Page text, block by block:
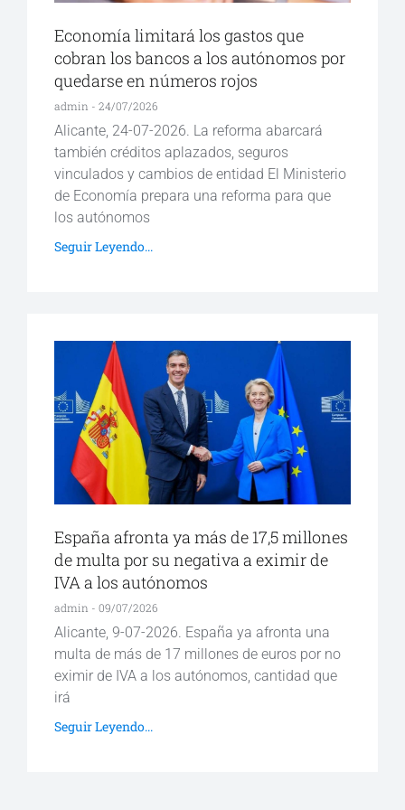
Economía limitará los gastos que
cobran los bancos a los autónomos por
quedarse en números rojos
admin 24/07/2026
Alicante, 24-07-2026. La reforma abarcará
también créditos aplazados, seguros
vinculados y cambios de entidad El Ministerio
de Economía prepara una reforma para que
los autónomos
Seguir Leyendo...
España afronta ya más de 17,5 millones
de multa por su negativa a eximir de
IVA a los autónomos
admin 09/07/2026
Alicante, 9-07-2026. España ya afronta una
multa de más de 17 millones de euros por no
eximir de IVA a los autónomos, cantidad que
irá
Seguir Leyendo...